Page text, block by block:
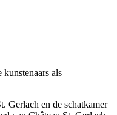
als
Gerlach en de schatkamer